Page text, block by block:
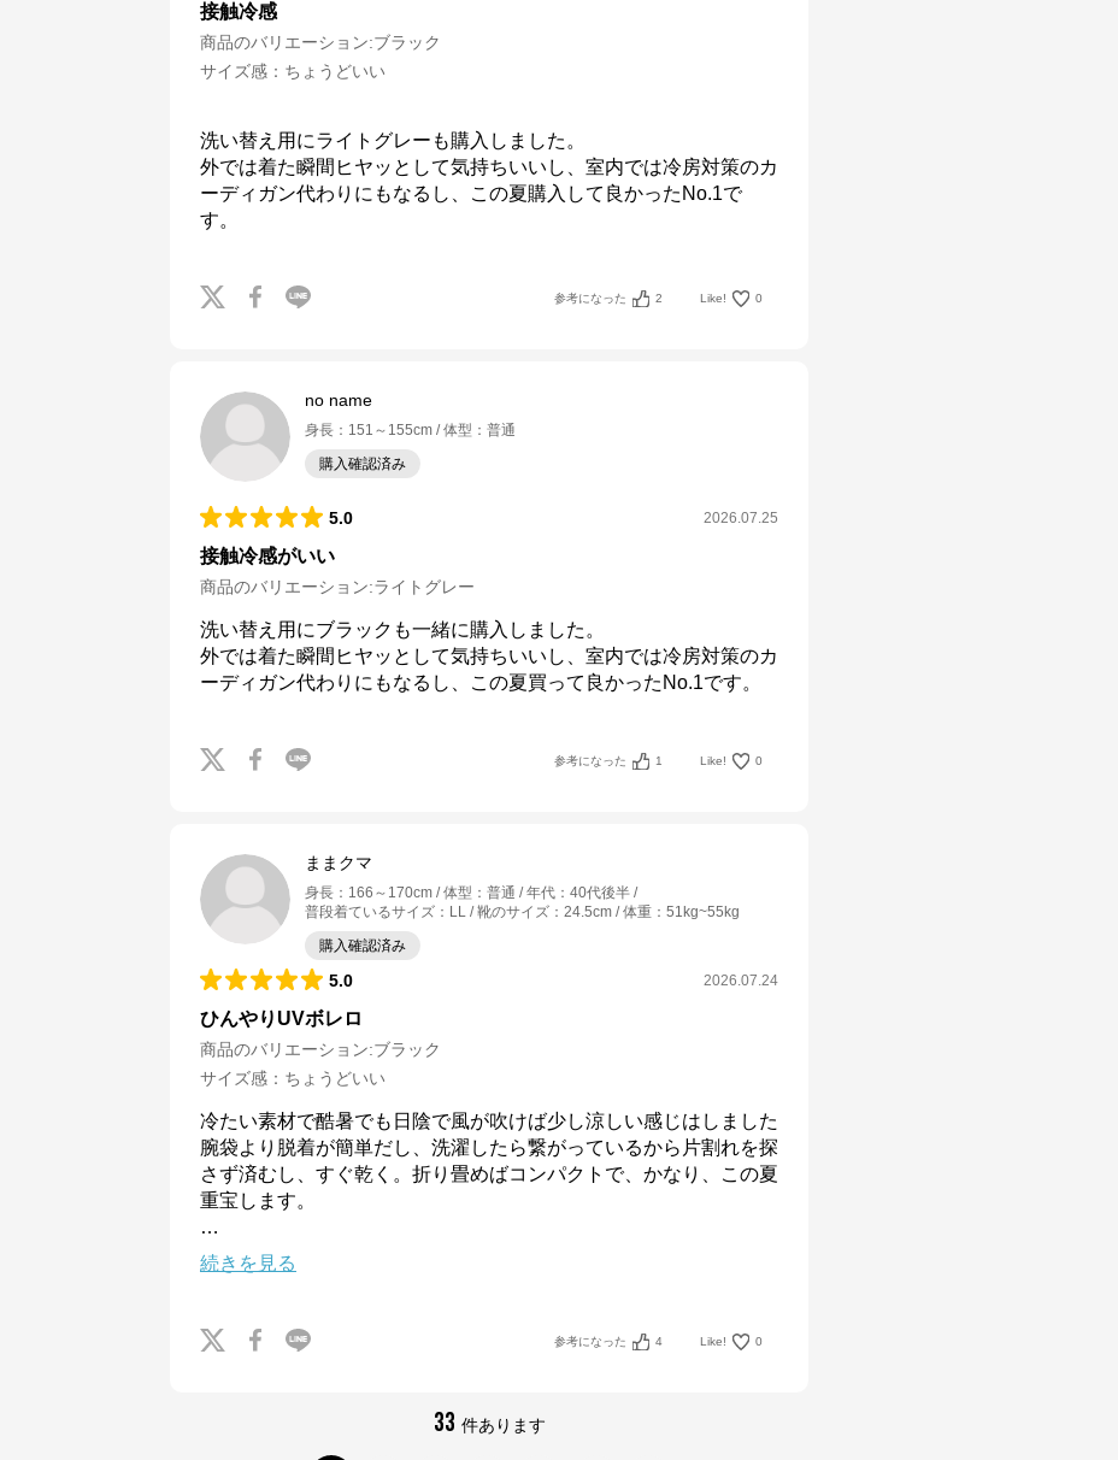
接触冷感
商品のバリエーション:ブラック
サイズ感 ： ちょうどいい
洗い替え用にライトグレーも購入しました。
外では着た瞬間ヒヤッとして気持ちいいし、室内では冷房対策のカ
ーディガン代わりにもなるし、この夏購入して良かったNo.1で
す。
参考になった 2 Like! 0
no name
身長 ： 151～155cm 体型 ： 普通
購入確認済み
5.0 2026.07.25
接触冷感がいい
商品のバリエーション:ライトグレー
洗い替え用にブラックも一緒に購入しました。
外では着た瞬間ヒヤッとして気持ちいいし、室内では冷房対策のカ
ーディガン代わりにもなるし、この夏買って良かったNo.1です。
参考になった 1 Like! 0
ままクマ
身長 ： 166～170cm 体型 ： 普通 年代 ： 40代後半
普段着ているサイズ ： LL 靴のサイズ ： 24.5cm 体重 ： 51kg~55kg
購入確認済み
5.0 2026.07.24
ひんやりUVボレロ
商品のバリエーション:ブラック
サイズ感 ： ちょうどいい
冷たい素材で酷暑でも日陰で風が吹けば少し涼しい感じはしました
腕袋より脱着が簡単だし、洗濯したら繋がっているから片割れを探
さず済むし、すぐ乾く。折り畳めばコンパクトで、かなり、この夏
…
続きを見る
参考になった 4 Like! 0
33 件あります
Honeys
公式ECサイト
プチプラファッションでおなじみのハニーズ。ベーシックからトレンドまで、
様々なアイテムが豊富に揃ってます！幅広く着れるお気に入りの１着を見つけ